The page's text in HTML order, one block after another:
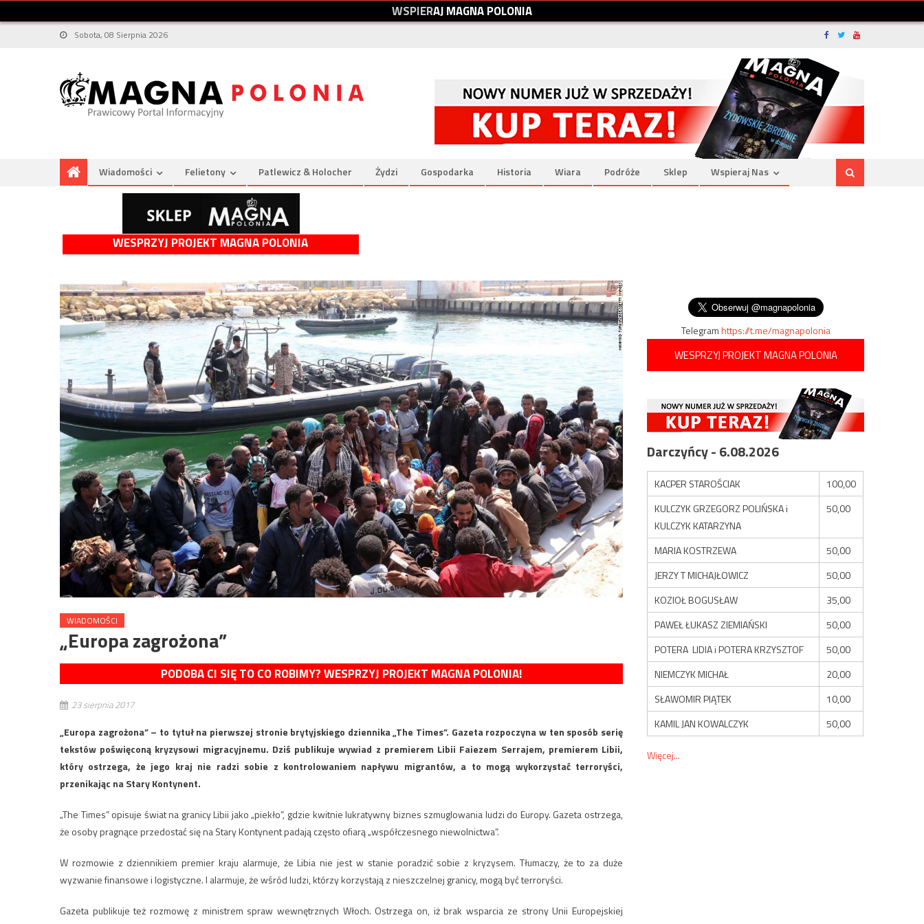
WSPIERAJMAGNAPOLONIA
Sobota, 08 Sierpnia 2026
Wiadomości Felietony Patlewicz & Holocher Żydzi Gospodarka Historia Wiara Podróże Sklep Wspieraj Nas
WESPRZYJ PROJEKT MAGNA POLONIA
WIADOMOŚCI
„Europa zagrożona”
PODOBA CI SIĘ TO CO ROBIMY? WESPRZYJ PROJEKT MAGNA POLONIA!
23 sierpnia 2017
„Europa zagrożona” – to tytuł na pierwszej stronie brytyjskiego dziennika „The Times”. Gazeta rozpoczyna w ten sposób serię
tekstów poświęconą kryzysowi migracyjnemu. Dziś publikuje wywiad z premierem Libii Faiezem Serrajem, premierem Libii,
który ostrzega, że jego kraj nie radzi sobie z kontrolowaniem napływu migrantów, a to mogą wykorzystać terroryści,
przenikając na Stary Kontynent.
„The Times” opisuje świat na granicy Libii jako „piekło”, gdzie kwitnie lukratywny biznes szmuglowania ludzi do Europy. Gazeta ostrzega,
że osoby pragnące przedostać się na Stary Kontynent padają często ofiarą „współczesnego niewolnictwa”.
W rozmowie z dziennikiem premier kraju alarmuje, że Libia nie jest w stanie poradzić sobie z kryzysem. Tłumaczy, że to za duże
wyzwanie finansowe i logistyczne. I alarmuje, że wśród ludzi, którzy korzystają z nieszczelnej granicy, mogą być terroryści.
Gazeta publikuje też rozmowę z ministrem spraw wewnętrznych Włoch. Ostrzega on, iż brak wsparcia ze strony Unii Europejskiej
Telegramhttps://t.me/magnapolonia
WESPRZYJ PROJEKT MAGNA POLONIA
Darczyńcy - 6.08.2026
KACPER STAROŚCIAK
100,00
KULCZYK GRZEGORZ POLIŃSKA i
KULCZYK KATARZYNA
50,00
MARIA KOSTRZEWA
50,00
JERZY T MICHAJŁOWICZ
50,00
KOZIOŁ BOGUSŁAW
35,00
PAWEŁ ŁUKASZ ZIEMIAŃSKI
50,00
POTERA LIDIA i POTERA KRZYSZTOF
50,00
NIEMCZYK MICHAŁ
20,00
SŁAWOMIR PIĄTEK
10,00
KAMIL JAN KOWALCZYK
50,00
Więcej...